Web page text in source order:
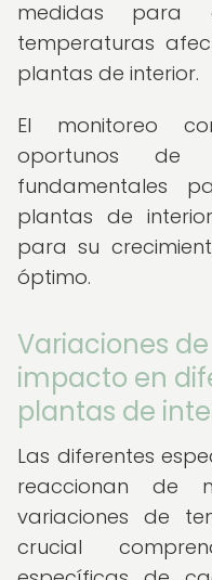
medidas
temperaturas
plantas de interior.
El monitoreo
oportunos de
fundamentales
plantas de
para su
óptimo.
Variaciones
impacto en
plantas de
Las diferentes
reaccionan de
variaciones de
crucial